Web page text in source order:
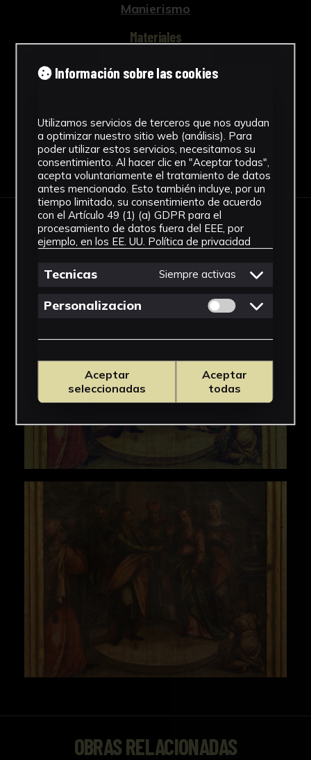
provincia (Diputación de Sevilla-Fundación J.
Navarrete Prieto, B., La pintura andaluza del
siglo XVII y su fuentes grabadas. (Madrid,
1998).
Hernández Díaz, J., La Universidad
Hispalense y sus obras de Arte (Sevilla,
1940).
Falcón, T., Bernales, J. et alii., Patrimonio
andaluzas. (Sevilla, 1992).
Falcón Márquez, T., et alii., Universidad de
(Sevilla, 1986).
Falcón, T. [com.], Morón de Castro, M.F.
[subcom.], Universitas Hispalensis. El
Sevilla.Catálogo de la Exposición
(Universidad de Sevilla, Sevilla, 1995).
Manierismo
Materiales
Madera
Ver más
Descargar Ficha
IMÁGENES
OBRAS RELACIONADAS
Información sobre las cookies
Utilizamos servicios de terceros que nos ayudan
a optimizar nuestro sitio web (análisis). Para
poder utilizar estos servicios, necesitamos su
consentimiento. Al hacer clic en "Aceptar todas",
acepta voluntariamente el tratamiento de datos
antes mencionado. Esto también incluye, por un
tiempo limitado, su consentimiento de acuerdo
con el Artículo 49 (1) (a) GDPR para el
procesamiento de datos fuera del EEE, por
ejemplo, en los EE. UU. Política de privacidad
Tecnicas Siempre activas
Personalizacion Permitir cookies
Aceptar
seleccionadas
Aceptar
todas